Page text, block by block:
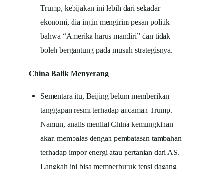
Trump, kebijakan ini lebih dari sekadar
ekonomi, dia ingin mengirim pesan politik
bahwa “Amerika harus mandiri” dan tidak
boleh bergantung pada musuh strategisnya.
China Balik Menyerang
Sementara itu, Beijing belum memberikan
tanggapan resmi terhadap ancaman Trump.
Namun, analis menilai China kemungkinan
akan membalas dengan pembatasan tambahan
terhadap impor energi atau pertanian dari AS.
Langkah ini bisa memperburuk tensi dagang